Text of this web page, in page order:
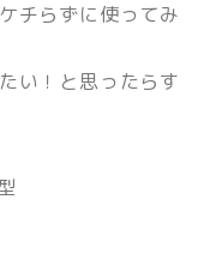
ずに使ってみ
い！と思ったらす